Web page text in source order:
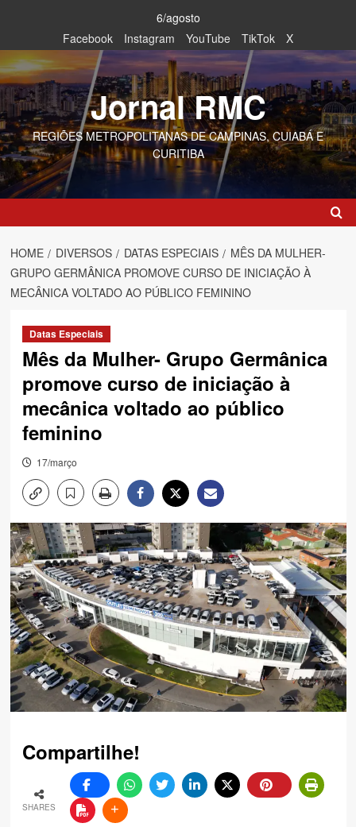
content
6/agosto
Facebook
Instagram YouTube TikTok X
Jornal RMC
REGIÕES METROPOLITANAS DE CAMPINAS, CUIABÁ E
CURITIBA
HOME DIVERSOS DATAS ESPECIAIS
MÊS DA MULHER-
GRUPO GERMÂNICA PROMOVE CURSO DE INICIAÇÃO À
MECÂNICA VOLTADO AO PÚBLICO FEMININO
Datas Especiais
Mês da Mulher- Grupo Germânica
promove curso de iniciação à
mecânica voltado ao público
feminino
17/março
Compartilhe!
SHARES